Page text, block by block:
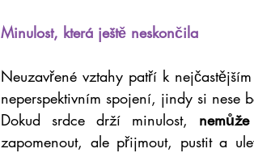
Minulost, která ještě neskončila
Neuzavřené vztahy patří k
neperspektivním spojení, jindy si nese
Dokud srdce drží minulost,
zapomenout, ale přijmout, pustit a